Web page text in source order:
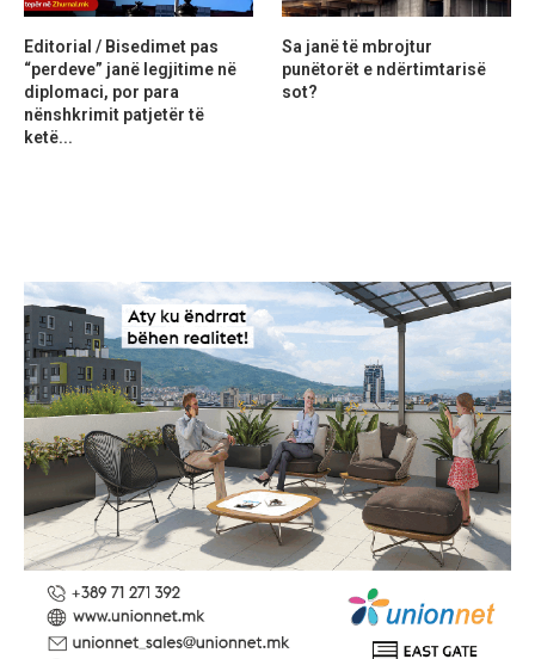
Editorial / Bisedimet pas
“perdeve” janë legjitime në
diplomaci, por para
nënshkrimit patjetër të
ketë...
Sa janë të mbrojtur
punëtorët e ndërtimtarisë
sot?